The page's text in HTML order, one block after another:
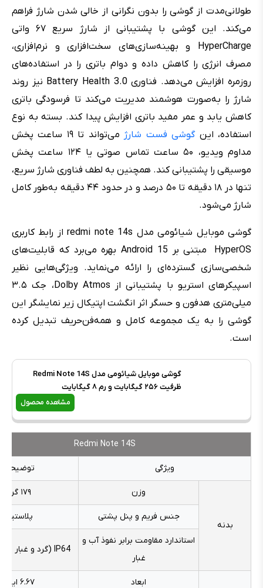
طولانی‌مدت از گوشی را بدون نگرانی از خالی شدن شارژ فراهم
می‌کند. این گوشی با پشتیبانی از شارژ سریع ۶۷ واتی
HyperCharge و بهینه‌سازی‌های سخت‌افزاری و نرم‌افزاری،
مصرف انرژی را کاهش داده و دوام باتری را در استفاده‌های
روزمره افزایش می‌دهد. فناوری Battery Health 3.0 نیز روند
شارژ را به‌صورت هوشمند مدیریت می‌کند تا فرسودگی باتری
کاهش یابد و عمر مفید باتری افزایش پیدا کند. بسته به نوع
استفاده، اینگوشی فست شارژ
می‌تواند تا ۱۹ ساعت پخش
مداوم ویدیو، ۵۰ ساعت تماس صوتی یا ۱۲۴ ساعت پخش
موسیقی را پشتیبانی کند. همچنین به لطف فناوری شارژ سریع،
تنها در ۱۸ دقیقه تا ۵۰ درصد و در حدود ۴۴ دقیقه به‌طور کامل
شارژ می‌شود.
گوشی موبایل شیائومی مدل redmi note 14s از رابط کاربری
HyperOS مبتنی بر Android 15 بهره می‌برد که قابلیت‌های
شخصی‌سازی گسترده‌ای را ارائه می‌نماید. ویژگی‌هایی نظیر
اسپیکرهای استریو با پشتیبانی از Dolby Atmos، جک ۳.۵
میلی‌متری هدفون و حسگر اثر انگشت اپتیکال زیر نمایشگر این
گوشی را به یک مجموعه کامل و همه‌فن‌حریف تبدیل کرده
است.
گوشی موبایل شیائومی مدل Redmi Note 14S
ظرفیت ۲۵۶ گیگابایت و رم ۸ گیگابایت
مشاهده محصول
Redmi Note 14S
ویژگی توضیحات
بدنه
وزن ۱۷۹ گرم
جنس فریم و پنل پشتی پلاستیک
استاندارد مقاومت برابر نفوذ آب و
غبار
IP64 (گرد و غبار + پاشش آب)
ابعاد ۶.۶۷ اینچ